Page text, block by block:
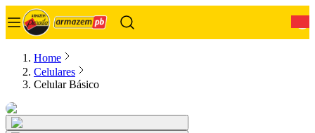
Home
Celulares
Celular Básico